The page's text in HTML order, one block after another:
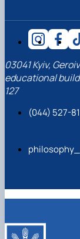
03041 Kyiv,
educational
127
(044) 527-